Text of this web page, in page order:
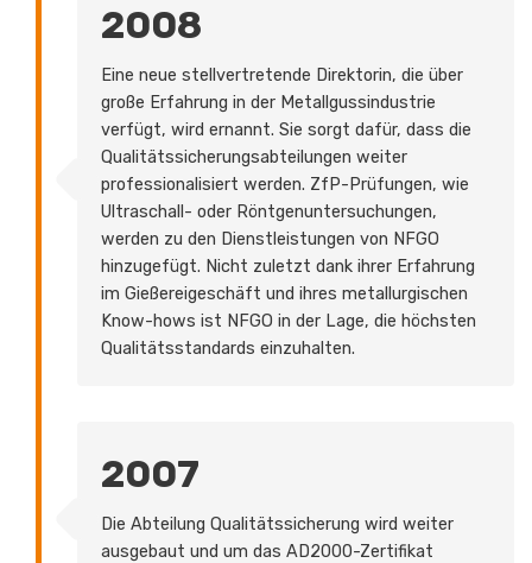
2008
Eine neue stellvertretende Direktorin, die über
große Erfahrung in der Metallgussindustrie
verfügt, wird ernannt. Sie sorgt dafür, dass die
Qualitätssicherungsabteilungen weiter
professionalisiert werden. ZfP-Prüfungen, wie
Ultraschall- oder Röntgenuntersuchungen,
werden zu den Dienstleistungen von NFGO
hinzugefügt. Nicht zuletzt dank ihrer Erfahrung
im Gießereigeschäft und ihres metallurgischen
Know-hows ist NFGO in der Lage, die höchsten
Qualitätsstandards einzuhalten.
2007
Die Abteilung Qualitätssicherung wird weiter
ausgebaut und um das AD2000-Zertifikat